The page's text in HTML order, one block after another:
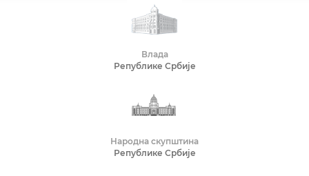
Влада
Републике Србије
Народна скупштина
Републике Србије